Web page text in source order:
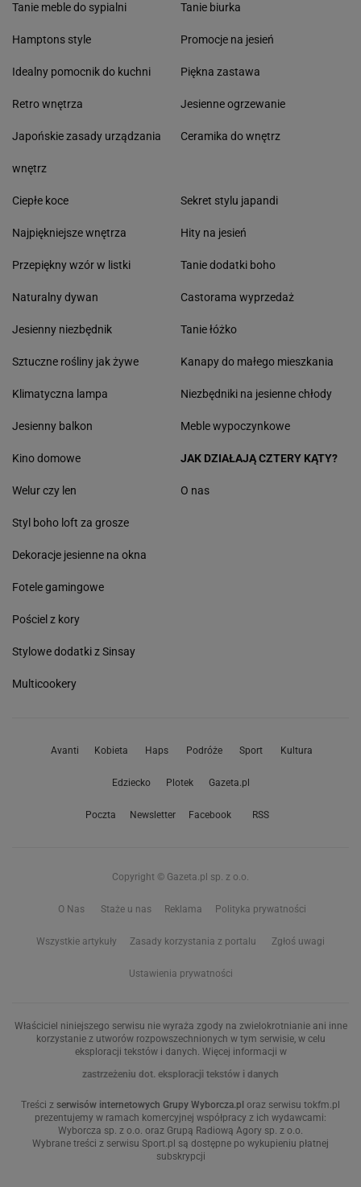
Tanie meble do sypialni
Hamptons style
Idealny pomocnik do kuchni
Retro wnętrza
Japońskie zasady urządzania
wnętrz
Tanie biurka
Promocje na jesień
Piękna zastawa
Jesienne ogrzewanie
Ceramika do wnętrz
Ciepłe koce
Najpiękniejsze wnętrza
Przepiękny wzór w listki
Naturalny dywan
Jesienny niezbędnik
Sztuczne rośliny jak żywe
Klimatyczna lampa
Jesienny balkon
Sekret stylu japandi
Hity na jesień
Tanie dodatki boho
Castorama wyprzedaż
Tanie łóżko
Kanapy do małego mieszkania
Niezbędniki na jesienne chłody
Meble wypoczynkowe
Kino domowe
Welur czy len
Styl boho loft za grosze
Dekoracje jesienne na okna
Fotele gamingowe
Pościel z kory
Stylowe dodatki z Sinsay
Multicookery
JAK DZIAŁAJĄ CZTERY KĄTY?
O nas
Avanti Kobieta Haps Podróże Sport Kultura
Edziecko Plotek Gazeta.pl
Poczta Newsletter Facebook RSS
Copyright © Gazeta.pl sp. z o.o.
O Nas Staże u nas Reklama Polityka prywatności
Wszystkie artykuły Zasady korzystania z portalu Zgłoś uwagi
Ustawienia prywatności
Właściciel niniejszego serwisu nie wyraża zgody na zwielokrotnianie ani inne
korzystanie z utworów rozpowszechnionych w tym serwisie, w celu
eksploracji tekstów i danych. Więcej informacji w
zastrzeżeniu dot. eksploracji tekstów i danych
Treści z serwisów internetowych Grupy Wyborcza.pl oraz serwisu tokfm.pl
prezentujemy w ramach komercyjnej współpracy z ich wydawcami:
Wyborcza sp. z o.o. oraz Grupą Radiową Agory sp. z o.o.
Wybrane treści z serwisu Sport.pl są dostępne po wykupieniu płatnej
subskrypcji